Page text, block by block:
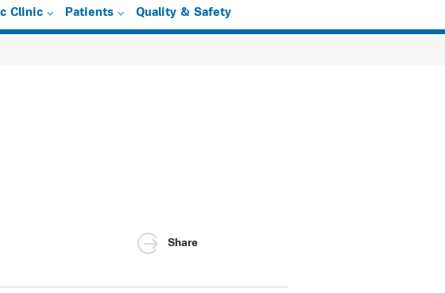
Clinic Patients Quality & Safety
Share